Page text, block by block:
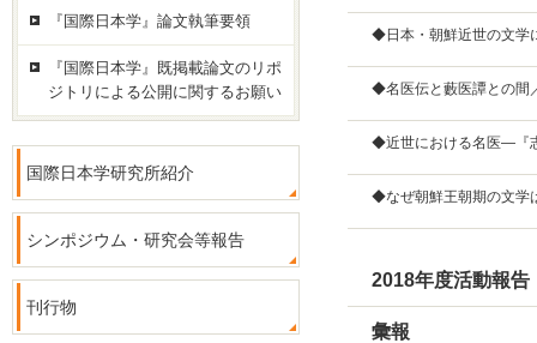
◆日本・朝鮮近世の文学
◆名医伝と藪医譚との
◆近世における名医―『
◆なぜ朝鮮王朝期の文学
2018年度活動報告
彙報
『国際日本学』論文執筆要領
『国際日本学』既掲載論文のリポ
ジトリによる公開に関するお願い
国際日本学研究所紹介
シンポジウム・研究会等報告
刊行物